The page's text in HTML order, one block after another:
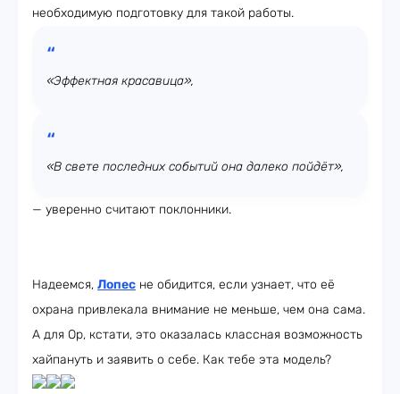
необходимую подготовку для такой работы.
«Эффектная красавица»,
«В свете последних событий она далеко пойдёт»,
— уверенно считают поклонники.
Надеемся, Лопес не обидится, если узнает, что её
охрана привлекала внимание не меньше, чем она сама.
А для Ор, кстати, это оказалась классная возможность
хайпануть и заявить о себе. Как тебе эта модель?